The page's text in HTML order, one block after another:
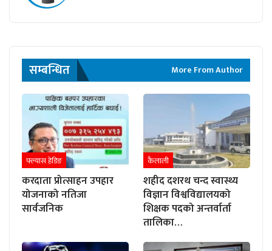
सम्बन्धित More From Author
फ्ल्यास हेडिङ
करदाता प्रोत्साहन उपहार
योजनाको नतिजा
सार्वजनिक
कैलाली
शहीद दशरथ चन्द स्वास्थ्य
विज्ञान विश्वविद्यालयको
शिक्षक पदको अन्तर्वार्ता
तालिका…